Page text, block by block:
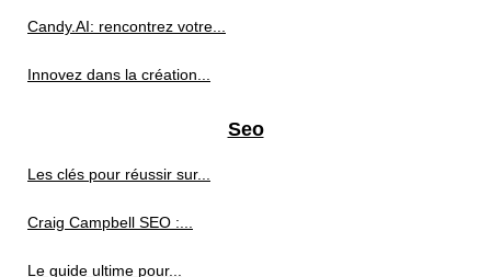
Candy.AI: rencontrez votre...
Innovez dans la création...
Seo
Les clés pour réussir sur...
Craig Campbell SEO :...
Le guide ultime pour...